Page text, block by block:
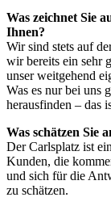
Was zeichnet Sie
Ihnen?
Wir sind stets auf
wir bereits ein sehr
unser weitgehend
Was es nur bei uns
herausfinden – das
Was schätzen Sie
Der Carlsplatz ist
Kunden, die
und sich für die
zu schätzen.